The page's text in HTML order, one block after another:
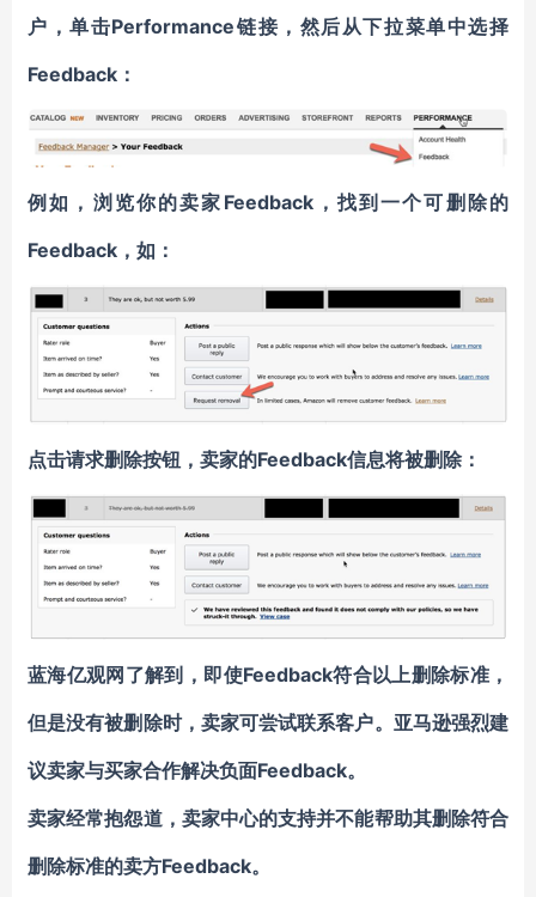
户，单击Performance链接，然后从下拉菜单中选择
Feedback：
例如，浏览你的卖家Feedback，找到一个可删除的
Feedback，如：
点击请求删除按钮，卖家的Feedback信息将被删除：
蓝海亿观网了解到，即使Feedback符合以上删除标准，
但是没有被删除时，卖家可尝试联系客户。亚马逊强烈建
议卖家与买家合作解决负面Feedback。
卖家经常抱怨道，卖家中心的支持并不能帮助其删除符合
删除标准的卖方Feedback。